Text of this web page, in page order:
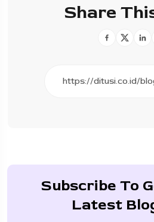
Share
Subscribe To
Latest